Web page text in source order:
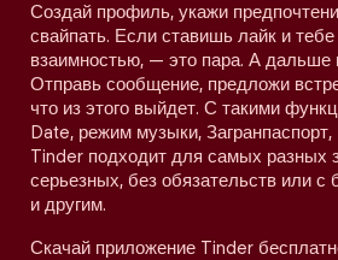
Создай профиль, укажи
свайпать. Если ставишь лайк и
взаимностью, — это пара. А дальше
Отправь сообщение, предложи
что из этого выйдет. С такими
Date, режим музыки,
Tinder подходит для самых разных
серьезных, без обязательств или
и другим.
Скачай приложение Tinder